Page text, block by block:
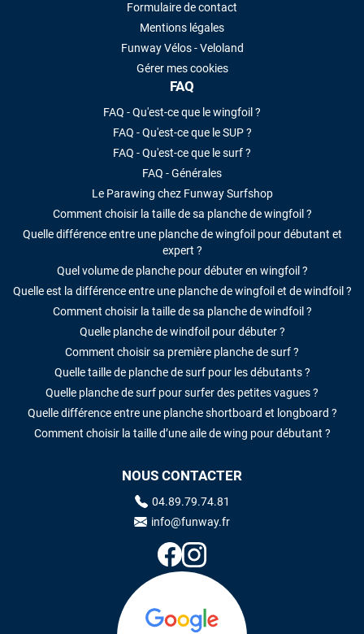
Formulaire de contact
Mentions légales
Funway Vélos - Veloland
Gérer mes cookies
FAQ
FAQ - Qu'est-ce que le wingfoil ?
FAQ - Qu'est-ce que le SUP ?
FAQ - Qu'est-ce que le surf ?
FAQ - Générales
Le Parawing chez Funway Surfshop
Comment choisir la taille de sa planche de wingfoil ?
Quelle différence entre une planche de wingfoil pour débutant et
expert ?
Quel volume de planche pour débuter en wingfoil ?
Quelle est la différence entre une planche de wingfoil et de windfoil ?
Comment choisir la taille de sa planche de windfoil ?
Quelle planche de windfoil pour débuter ?
Comment choisir sa première planche de surf ?
Quelle taille de planche de surf pour les débutants ?
Quelle planche de surf pour surfer des petites vagues ?
Quelle différence entre une planche shortboard et longboard ?
Comment choisir la taille d’une aile de wing pour débutant ?
NOUS CONTACTER
04.89.79.74.81
info@funway.fr